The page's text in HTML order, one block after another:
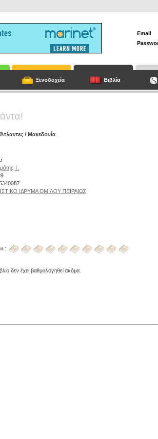
Email
Ξενοδοχεία Βιβλία
/ Μακεδονία
Ι.
ΙΔΡΥΜΑ ΟΜΙΛΟΥ ΠΕΙΡΑΙΩΣ
:
δεν έχει βαθμολογηθεί ακόμα.